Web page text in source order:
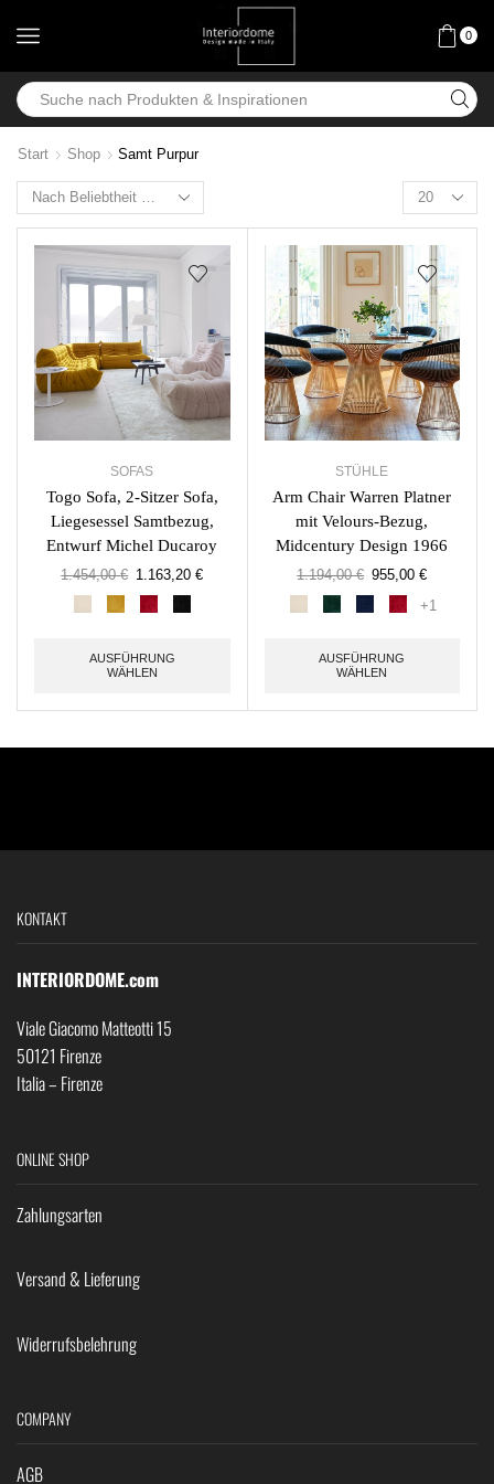
0
Start Shop Samt Purpur
SOFAS
Togo Sofa, 2-Sitzer Sofa,
Liegesessel Samtbezug,
Entwurf Michel Ducaroy
1.454,00€ 1.163,20€
AUSFÜHRUNG
WÄHLEN
STÜHLE
Arm Chair Warren Platner
mit Velours-Bezug,
Midcentury Design 1966
1.194,00€ 955,00€
+1
AUSFÜHRUNG
WÄHLEN
KONTAKT
INTERIORDOME.com
Viale Giacomo Matteotti 15
50121 Firenze
Italia – Firenze
ONLINE SHOP
Zahlungsarten
Versand & Lieferung
Widerrufsbelehrung
COMPANY
AGB